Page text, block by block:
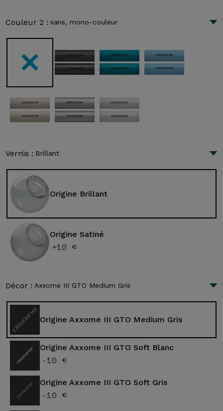
Couleur 2 : sans, mono-couleur
Vernis : Brillant
Origine Brillant
Origine Satiné
+10 €
Décor : Axxome III GTO Medium Gris
Origine Axxome III GTO Medium Gris
Origine Axxome III GTO Soft Blanc
-10 €
Origine Axxome III GTO Soft Gris
-10 €